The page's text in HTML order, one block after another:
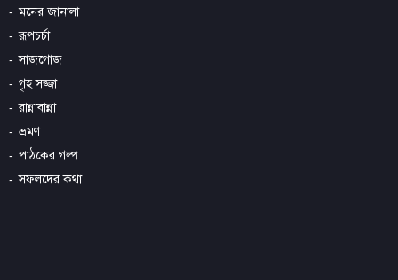
মনের জানালা
রূপচর্চা
সাজগোজ
গৃহ সজ্জা
রান্নাবান্না
ভ্রমণ
পাঠকের গল্প
সফলদের কথা